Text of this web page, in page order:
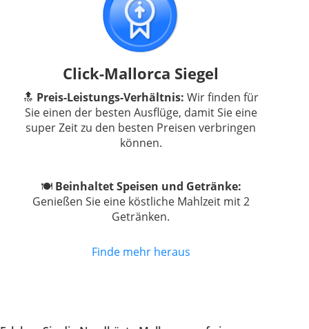
Click-Mallorca Siegel
🔝 Preis-Leistungs-Verhältnis: Wir finden für
Sie einen der besten Ausflüge, damit Sie eine
super Zeit zu den besten Preisen verbringen
können.
🍽 Beinhaltet Speisen und Getränke:
Genießen Sie eine köstliche Mahlzeit mit 2
Getränken.
Finde mehr heraus